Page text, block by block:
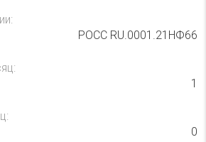
РОСС RU.0001.21НФ66
1
0